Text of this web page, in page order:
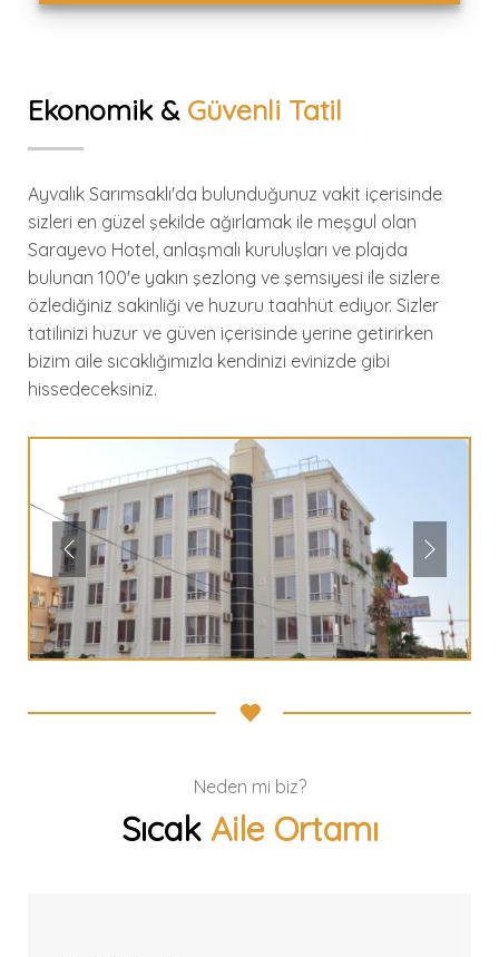
Ekonomik & Güvenli Tatil
Ayvalık Sarımsaklı'da bulunduğunuz vakit içerisinde
sizleri en güzel şekilde ağırlamak ile meşgul olan
Sarayevo Hotel, anlaşmalı kuruluşları ve plajda
bulunan 100'e yakın şezlong ve şemsiyesi ile sizlere
özlediğiniz sakinliği ve huzuru taahhüt ediyor. Sizler
tatilinizi huzur ve güven içerisinde yerine getirirken
bizim aile sıcaklığımızla kendinizi evinizde gibi
hissedeceksiniz.
Neden mi biz?
Sıcak Aile Ortamı